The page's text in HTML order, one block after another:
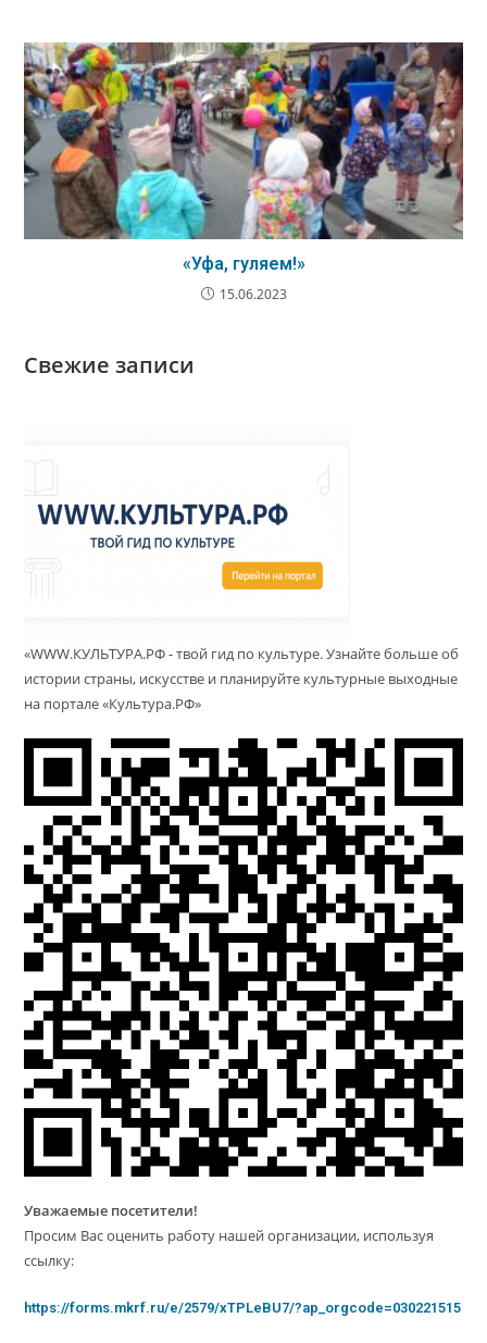
«Уфа, гуляем!»
15.06.2023
Свежие записи
«WWW.КУЛЬТУРА.РФ - твой гид по культуре. Узнайте больше об
истории страны, искусстве и планируйте культурные выходные
на портале «Культура.РФ»
Уважаемые посетители!
Просим Вас оценить работу нашей организации, используя
ссылку:
https://forms.mkrf.ru/e/2579/xTPLeBU7/?ap_orgcode=030221515